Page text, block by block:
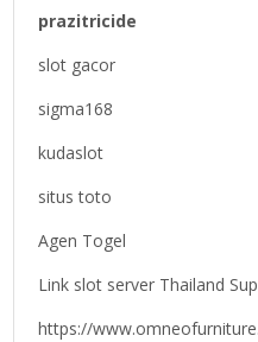
prazitricide
slot gacor
sigma168
kudaslot
situs toto
Agen Togel
Link slot server Thailand
https://